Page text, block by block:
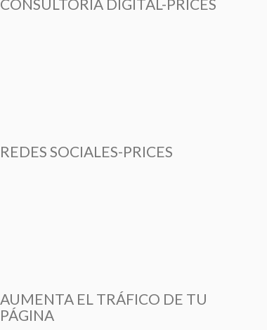
CONSULTORÍA DIGITAL-PRICES
REDES SOCIALES-PRICES
AUMENTA EL TRÁFICO DE TU
PÁGINA